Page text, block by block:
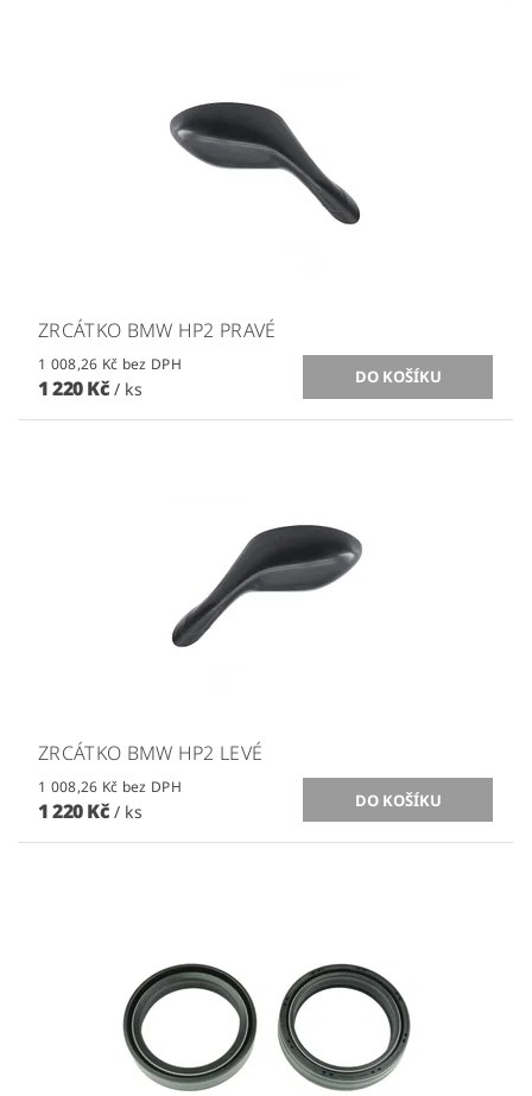
ZRCÁTKO BMW HP2 PRAVÉ
1 008,26 Kč bez DPH
1 220 Kč / ks
ZRCÁTKO BMW HP2 LEVÉ
1 008,26 Kč bez DPH
1 220 Kč / ks